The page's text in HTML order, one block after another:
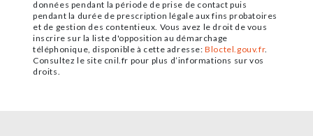
données pendant la période de prise de contact puis
pendant la durée de prescription légale aux fins probatoires
et de gestion des contentieux. Vous avez le droit de vous
inscrire sur la liste d'opposition au démarchage
téléphonique, disponible à cette adresse:Bloctel.gouv.fr.
Consultez le site cnil.fr pour plus d’informations sur vos
droits.